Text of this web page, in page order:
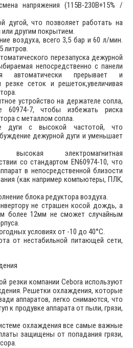
напряжения (115В-230В+15% /
дугой, что позволяет работать на
другим покрытием.
воздуха, всего 3,5 бар и 60 л/мин.
литров.
перезапуска дежурной
непосредственно с панели
автоматически прерывает и
резке сеток и решеток,увеличивая
устройство на держателе сопла,
60974-7, чтобы избежать риска
с металлом сопла.
дуги с высокой частотой, что
дежурной дуги и уменьшает
высокая электромагнитная
со стандартом EN60974-10, что
в непосредственной близости
(как например компьютеры, ПЛК,
блока редуктора воздуха.
не страшен косой дождь, а
более 12мм не сможет случайным
условиях от -10 до 40°С.
от нестабильной питающей сети,
резки компании Cebora используют
Решетки охлаждения, которые
аппаратов, легко снимаются, что
к продувке аппарата от пыли, грязи,
охлаждения все самые важные
защищены от попадания грязи,